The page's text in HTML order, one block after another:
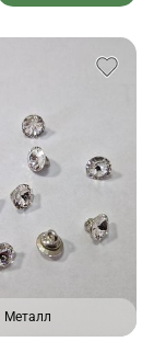
Металл